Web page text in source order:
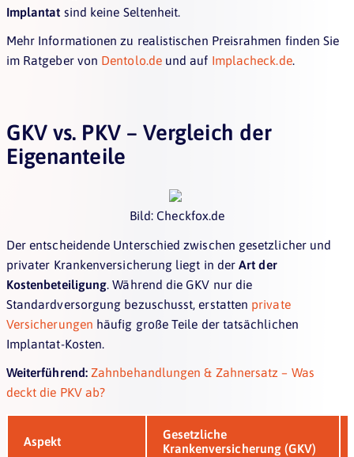
Implantat sind keine Seltenheit.
Mehr Informationen zu realistischen Preisrahmen finden Sie
im Ratgeber von Dentolo.deund auf Implacheck.de.
GKV vs. PKV – Vergleich der
Eigenanteile
Bild: Checkfox.de
Der entscheidende Unterschied zwischen gesetzlicher und
privater Krankenversicherung liegt in derArt der
Kostenbeteiligung . Während die GKV nur die
Standardversorgung bezuschusst, erstatten private
Versicherungen häufig große Teile der tatsächlichen
Implantat-Kosten.
Weiterführend:Zahnbehandlungen & Zahnersatz – Was
deckt die PKV ab?
Aspekt
Gesetzliche
Krankenversicherung (GKV)